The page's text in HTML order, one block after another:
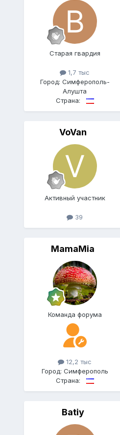
Старая гвардия
1,7 тыс
Город: Симферополь-
Алушта
Страна:
VoVan
Активный участник
39
MamaMia
Команда форума
12,2 тыс
Город: Симферополь
Страна:
Batiy